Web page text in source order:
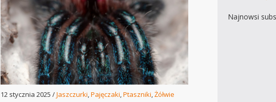
12 stycznia 2025 /Jaszczurki,Pajęczaki,Ptaszniki,Żółwie
Najnowsi